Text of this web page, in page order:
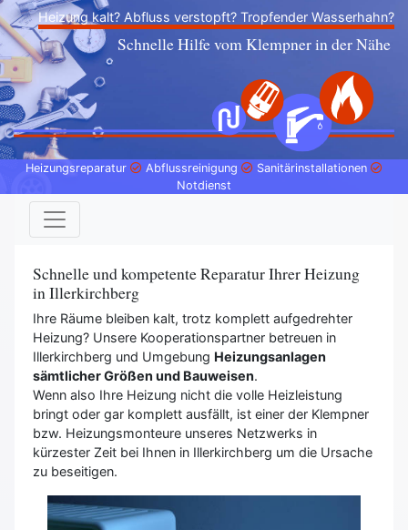
Heizung kalt? Abfluss verstopft? Tropfender Wasserhahn?
Schnelle Hilfe vom Klempner in der Nähe
Heizungsreparatur Abflussreinigung
Sanitärinstallationen
Notdienst
Schnelle und kompetente Reparatur Ihrer Heizung
in Illerkirchberg
Ihre Räume bleiben kalt, trotz komplett aufgedrehter
Heizung? Unsere Kooperationspartner betreuen in
Illerkirchberg und Umgebung Heizungsanlagen
sämtlicher Größen und Bauweisen.
Wenn also Ihre Heizung nicht die volle Heizleistung
bringt oder gar komplett ausfällt, ist einer der Klempner
bzw. Heizungsmonteure unseres Netzwerks in
kürzester Zeit bei Ihnen in Illerkirchberg um die Ursache
zu beseitigen.